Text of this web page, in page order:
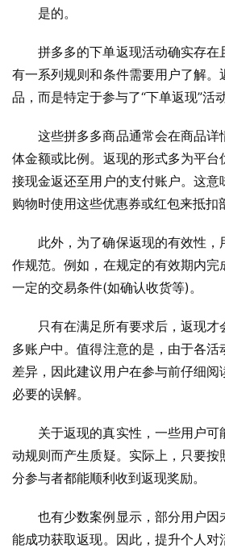
是的。
拼多多的下单返现活动确实存
有一系列规则和条件需要用户了解
品，而是特定于参与了“下单返现”活
这些拼多多商品通常会在商品
体金额或比例。返现的形式多为平台
接现金返还至用户的支付账户。这意
购物时使用这些优惠券或红包来抵扣
此外，为了确保返现的有效性
作规范。例如，在规定的有效期内完
一定的交易条件(如确认收货等)。
只有在满足所有要求后，返现
多账户中。值得注意的是，由于各活
差异，因此建议用户在参与前仔细阅
必要的误解。
关于返现的真实性，一些用户
动规则而产生质疑。实际上，只要按
分参与者都能顺利收到返现奖励。
也有少数案例显示，部分用户因
能成功获取返现。因此，提升个人对